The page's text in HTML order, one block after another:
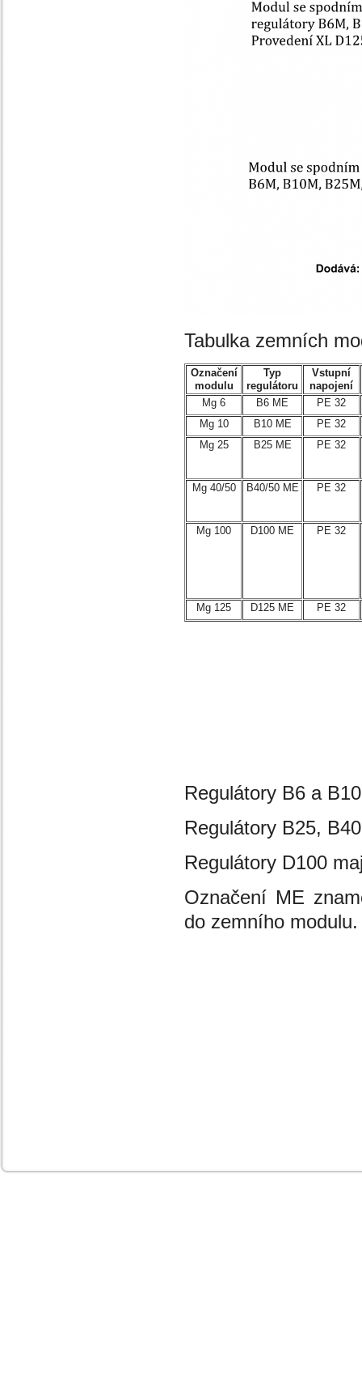
Tabulka zemních
Označení
modulu
Typ
regulátoru
Vstupní
napojení
Mg 6
B6 ME
PE 32
Mg 10
B10 ME
PE 32
Mg 25
B25 ME PE 32
Mg 40/50 B40/50 ME PE 32
Mg 100 D100 ME PE 32
Mg 125 D125 ME PE 32
Regulátory B6 a
Regulátory B25,
Regulátory D100
Označení ME
do zemního modulu.